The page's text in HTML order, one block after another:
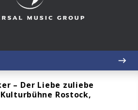
– Der Liebe zuliebe
Kulturbühne Rostock,